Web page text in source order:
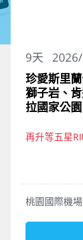
9天
珍愛斯里
獅子岩、
拉國家公園
再升等五星
桃園國際機場